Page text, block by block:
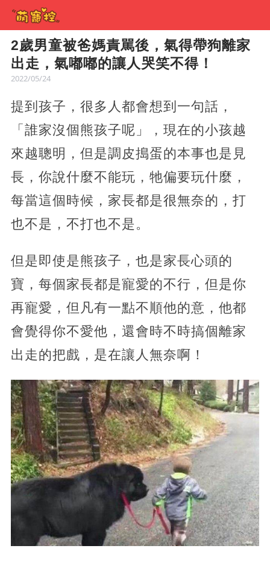
2歲男童被爸媽責駡後，氣得帶狗離家
出走，氣嘟嘟的讓人哭笑不得！
2022/05/24
提到孩子，很多人都會想到一句話，
「誰家沒個熊孩子呢」，現在的小孩越
來越聰明，但是調皮搗蛋的本事也是見
長，你說什麼不能玩，牠偏要玩什麼，
每當這個時候，家長都是很無奈的，打
也不是，不打也不是。
但是即使是熊孩子，也是家長心頭的
寶，每個家長都是寵愛的不行，但是你
再寵愛，但凡有一點不順他的意，他都
會覺得你不愛他，還會時不時搞個離家
出走的把戲，是在讓人無奈啊！